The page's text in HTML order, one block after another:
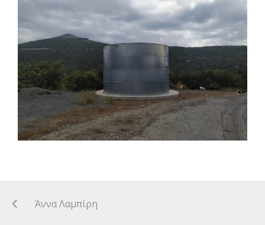
Άννα Λαμπίρη